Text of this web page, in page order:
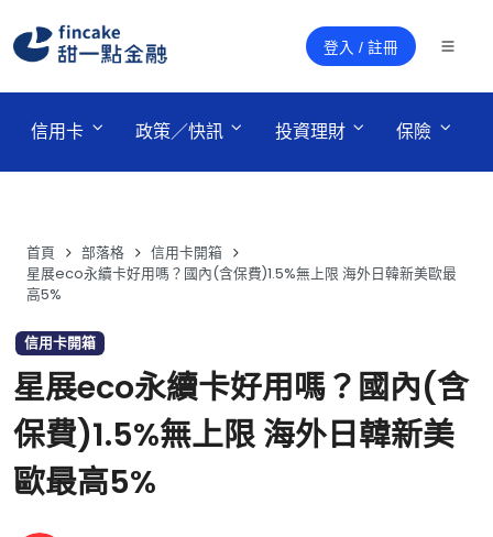
登入 / 註冊
信用卡 政策／快訊 投資理財 保險
首頁 部落格
信用卡開箱
星展eco永續卡好用嗎？國內(含保費)1.5%無上限 海外日韓新美歐最
高5%
信用卡開箱
星展eco永續卡好用嗎？國內(含
保費)1.5%無上限 海外日韓新美
歐最高5%